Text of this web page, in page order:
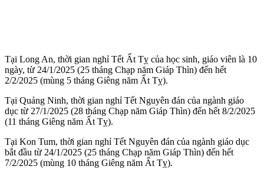
Tại Long An, thời gian nghỉ Tết Ất Tỵ của học sinh, giáo viên là 10
ngày, từ 24/1/2025 (25 tháng Chạp năm Giáp Thìn) đến hết
2/2/2025 (mùng 5 tháng Giêng năm Ất Tỵ).
Tại Quảng Ninh, thời gian nghỉ Tết Nguyên đán của ngành giáo
dục từ 27/1/2025 (28 tháng Chạp năm Giáp Thìn) đến hết 8/2/2025
(11 tháng Giêng năm Ất Tỵ).
Tại Kon Tum, thời gian nghỉ Tết Nguyên đán của ngành giáo dục
bắt đầu từ 24/1/2025 (25 tháng Chạp năm Giáp Thìn) đến hết
7/2/2025 (mùng 10 tháng Giêng năm Ất Tỵ).